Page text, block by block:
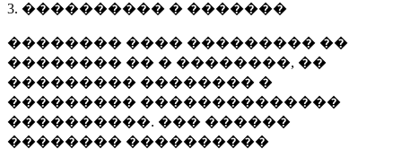
3. ���������� � �������
�������� ���� ��������� ��
�������� �� � ��������, ��
��������� �������� �
��������� ��������������
����������. ��� ������
�������� ����������